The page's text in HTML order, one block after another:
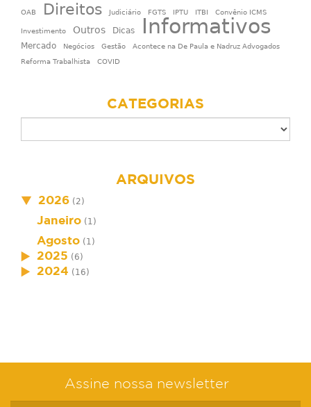
OAB Direitos Judiciário FGTS IPTU ITBI Convênio ICMS
Investimento Outros Dicas Informativos
Mercado Negócios Gestão
Acontece na De Paula e Nadruz Advogados
Reforma Trabalhista
COVID
CATEGORIAS
ARQUIVOS
2026 (2)
Janeiro (1)
Agosto (1)
2025 (6)
2024 (16)
Assine nossa newsletter